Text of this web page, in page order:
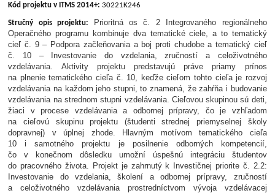
Kód projektu v ITMS 2014+:30221K246
Stručný opis projektu:
Prioritná os č. 2 Integrovaného regionálneho
Operačného programu kombinuje dva tematické ciele, a to tematický
cieľ č. 9 – Podpora začleňovania a boj proti chudobe a tematický cieľ
č. 10 – Investovanie do vzdelania, zručností a celoživotného
vzdelávania. Aktivity projektu predstavujú práve priamy prínos
na plnenie tematického cieľa č. 10, keďže cieľom tohto cieľa je rozvoj
vzdelávania na každom jeho stupni, to znamená, že zahŕňa i budovanie
vzdelávania na strednom stupni vzdelávania. Cieľovou skupinou sú deti,
žiaci v procese vzdelávania a odbornej prípravy, čo je vzhľadom
na cieľovú skupinu projektu (študenti strednej priemyselnej školy
dopravnej) v úplnej zhode. Hlavným motívom tematického cieľa
10 i samotného projektu je posilnenie odborných kompetencií,
čo v konečnom dôsledku umožní úspešnú integráciu študentov
do pracovného života. Projekt je zahrnutý k Investičnej priorite č. 2.2:
Investovanie do vzdelania, školení a odbornej prípravy, zručností
a celoživotného vzdelávania prostredníctvom vývoja vzdelávacej